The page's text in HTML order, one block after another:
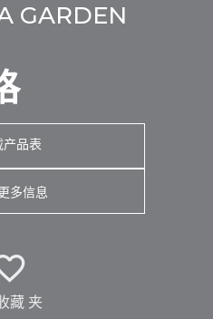
GARDEN
产品表
多信息
藏 夹